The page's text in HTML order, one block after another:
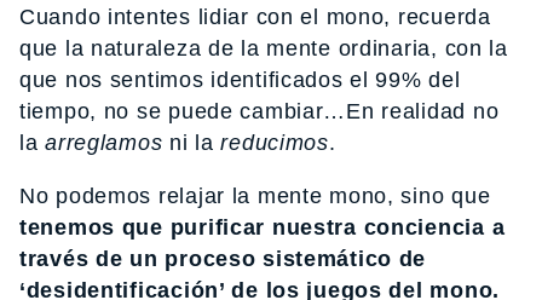
Cuando intentes lidiar con el mono, recuerda
que la naturaleza de la mente ordinaria, con la
que nos sentimos identificados el 99% del
tiempo, no se puede cambiar…En realidad no
laarreglamos ni lareducimos.
No podemos relajar la mente mono, sino que
tenemos que purificar nuestra conciencia a
través de un proceso sistemático de
‘desidentificación’ de los juegos del mono.